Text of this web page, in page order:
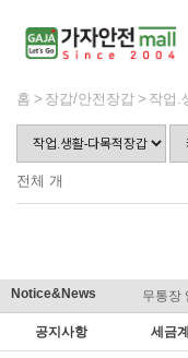
홈 장갑/안전장갑 작업.
전체 개
Notice&News 무통장
공지사항 세금